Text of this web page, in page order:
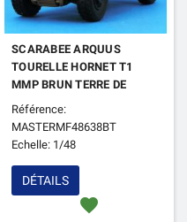
SCARABEE ARQUUS
TOURELLE HORNET T1
MMP BRUN TERRE DE
FRANCE
Référence:
MASTERMF48638BT
Echelle: 1/48
favorite
DÉTAILS